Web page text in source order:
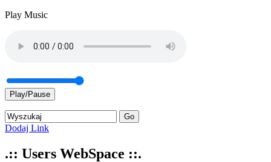
Play Music
Play/Pause
Dodaj Link
.:: Users WebSpace ::.